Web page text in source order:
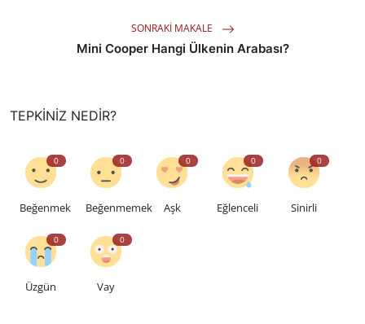
SONRAKI MAKALE
Mini Cooper Hangi Ülkenin Arabası?
TEPKINIZ NEDIR?
0
Beğenmek
0
Beğenmemek
0
Aşk
0
Eğlenceli
0
Sinirli
0
Üzgün
0
Vay